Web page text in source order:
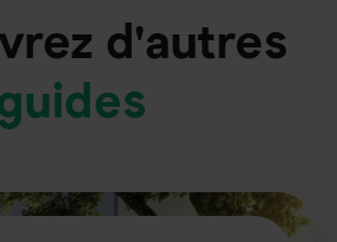
d'autres